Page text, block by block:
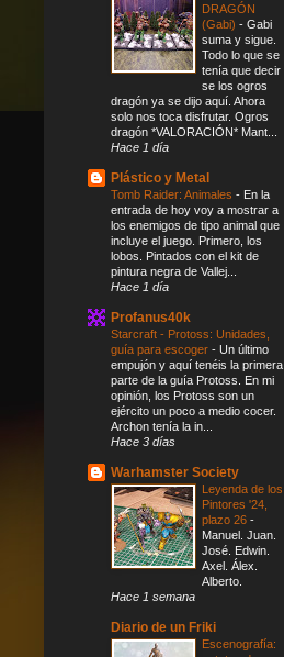
DRAGÓN
(Gabi) - Gabi
suma y sigue.
Todo lo que se
tenía que decir
se los ogros
dragón ya se dijo aquí. Ahora
solo nos toca disfrutar. Ogros
dragón *VALORACIÓN* Mant...
Hace 1 día
Plástico y Metal
Tomb Raider: Animales - En la
entrada de hoy voy a mostrar a
los enemigos de tipo animal que
incluye el juego. Primero, los
lobos. Pintados con el kit de
pintura negra de Vallej...
Hace 1 día
Profanus40k
Starcraft - Protoss: Unidades,
guía para escoger - Un último
empujón y aquí tenéis la primera
parte de la guía Protoss. En mi
opinión, los Protoss son un
ejército un poco a medio cocer.
Archon tenía la in...
Hace 3 días
Warhamster Society
Leyenda de los
Pintores '24,
plazo 26 -
Manuel. Juan.
José. Edwin.
Axel. Álex.
Alberto.
Hace 1 semana
Diario de un Friki
Escenografía: